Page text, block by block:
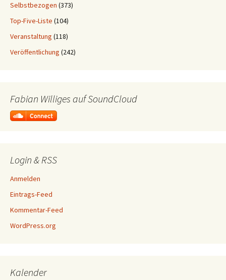
Selbstbezogen (373)
Top-Five-Liste (104)
Veranstaltung (118)
Veröffentlichung (242)
Fabian Williges auf SoundCloud
Login & RSS
Anmelden
Eintrags-Feed
Kommentar-Feed
WordPress.org
Kalender